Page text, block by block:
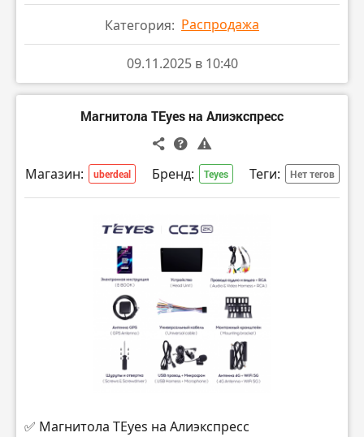
Категория: Распродажа
09.11.2025 в 10:40
Магнитола TEyes на Алиэкспресс
Магазин: uberdeal Бренд: Teyes Теги: Нет тегов
✅ Магнитола TEyes на Алиэкспресс